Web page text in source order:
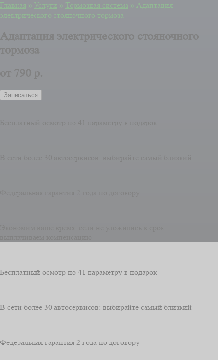
Главная » Услуги » Тормозная система » Адаптация
электрического стояночного тормоза
Адаптация электрического стояночного
тормоза
от 790 р.
Записаться
Бесплатный осмотр по 41 параметру в подарок
В сети более 30 автосервисов: выбирайте самый близкий
Федеральная гарантия 2 года по договору